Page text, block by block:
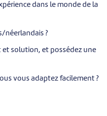
dans le monde de la
néerlandais ?
et solution, et possédez une
vous adaptez facilement ?